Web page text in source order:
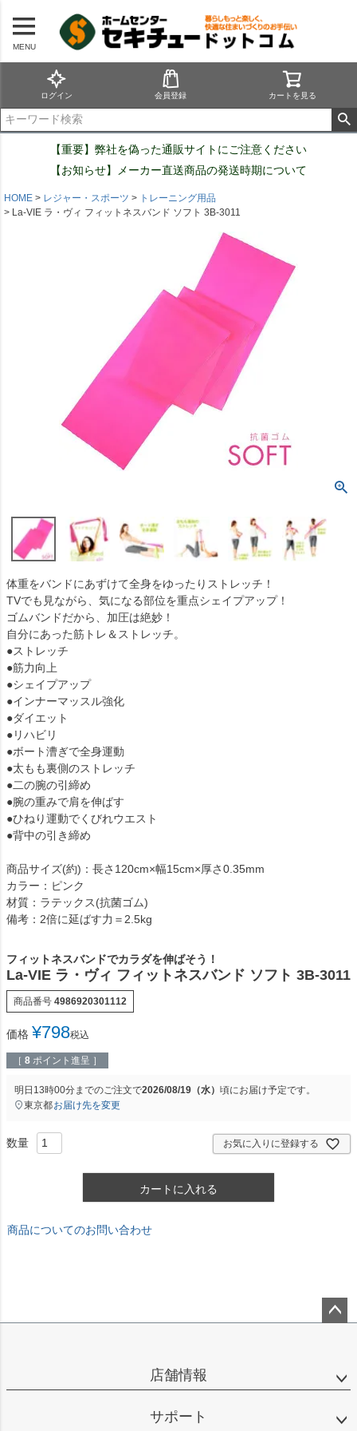
MENU
ログイン 会員登録 カートを見る
【重要】弊社を偽った通販サイトにご注意ください
【お知らせ】メーカー直送商品の発送時期について
HOME レジャー・スポーツ
トレーニング用品
La-VIE ラ・ヴィ フィットネスバンド ソフト 3B-3011
体重をバンドにあずけて全身をゆったりストレッチ！
TVでも見ながら、気になる部位を重点シェイプアップ！
ゴムバンドだから、加圧は絶妙！
自分にあった筋トレ＆ストレッチ。
●ストレッチ
●筋力向上
●シェイプアップ
●インナーマッスル強化
●ダイエット
●リハビリ
●ボート漕ぎで全身運動
●太もも裏側のストレッチ
●二の腕の引締め
●腕の重みで肩を伸ばす
●ひねり運動でくびれウエスト
●背中の引き締め
商品サイズ(約)：長さ120cm×幅15cm×厚さ0.35mm
カラー：ピンク
材質：ラテックス(抗菌ゴム)
備考：2倍に延ばす力＝2.5kg
フィットネスバンドでカラダを伸ばそう！
La-VIE ラ・ヴィ フィットネスバンド ソフト 3B-3011
商品番号 4986920301112
価格 ¥798税込
［ 8 ポイント進呈 ］
明日 13時00分までのご注文で2026/08/19（水） 頃にお届け予定です。
東京都お届け先を変更
お気に入りに登録する
カートに入れる
商品についてのお問い合わせ
店舗情報
サポート